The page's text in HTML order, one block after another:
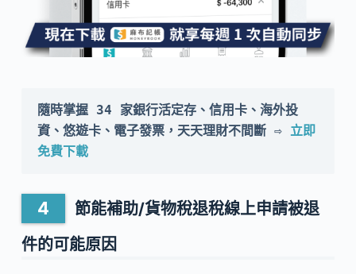
隨時掌握 34 家銀行活定存、信用卡、海外投
資、悠遊卡、電子發票，天天理財不間斷 ⇨ 立即
免費下載
節能補助/貨物稅退稅線上申請被退
件的可能原因